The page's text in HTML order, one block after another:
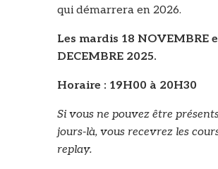
qui démarrera en 2026.
Les mardis 18 NOVEMBRE
DECEMBRE 2025.
Horaire : 19H00 à 20H30
Si vous ne pouvez être
jours-là, vous recevrez les
replay.